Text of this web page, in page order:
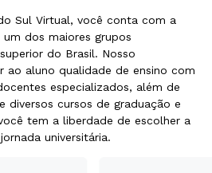
Sul Virtual, você conta com a
dos maiores grupos
do Brasil. Nosso
ao aluno qualidade de ensino com
especializados, além de
diversos cursos de graduação e
tem a liberdade de escolher a
universitária.
ou